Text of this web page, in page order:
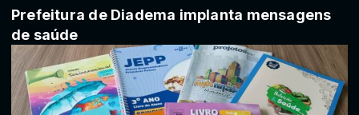
Prefeitura de Diadema implanta mensagens
de saúde